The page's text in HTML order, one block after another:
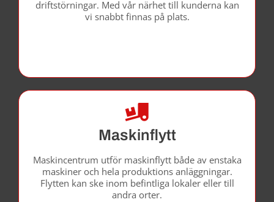
driftstörningar. Med vår närhet till kunderna kan
vi snabbt finnas på plats.
Maskinflytt
Maskincentrum utför maskinflytt både av enstaka
maskiner och hela produktions ­anläggningar.
Flytten kan ske inom befintliga lokaler eller till
andra orter.